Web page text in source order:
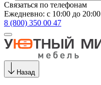
Связаться по телефонам
Ежедневно: с 10:00 до 20:00
8 (800) 350 00 47
Назад